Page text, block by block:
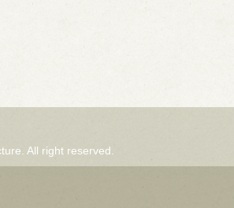
All right reserved.